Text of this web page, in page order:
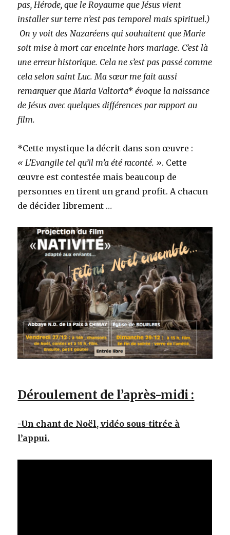
pas, Hérode, que le Royaume que Jésus vient
installer sur terre n’est pas temporel mais spirituel.)
On y voit des Nazaréens qui souhaitent que Marie
soit mise à mort car enceinte hors mariage. C’est là
une erreur historique. Cela ne s’est pas passé comme
cela selon saint Luc. Ma sœur me fait aussi
remarquer que Maria Valtorta* évoque la naissance
de Jésus avec quelques différences par rapport au
film.
*Cette mystique la décrit dans son œuvre :
« L’Evangile tel qu’il m’a été raconté. ». Cette
œuvre est contestée mais beaucoup de
personnes en tirent un grand profit. A chacun
de décider librement …
Déroulement de l’après-midi :
-Un chant de Noël, vidéo sous-titrée à
l’appui.